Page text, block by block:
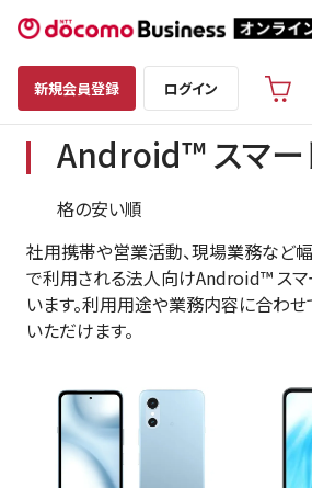
新規会員登録 ログイン
Android™ スマー
格の安い順
社用携帯や営業活動、現場業務など
で利用される法人向けAndroid™ スマ
います。利用用途や業務内容に合わ
いただけます。